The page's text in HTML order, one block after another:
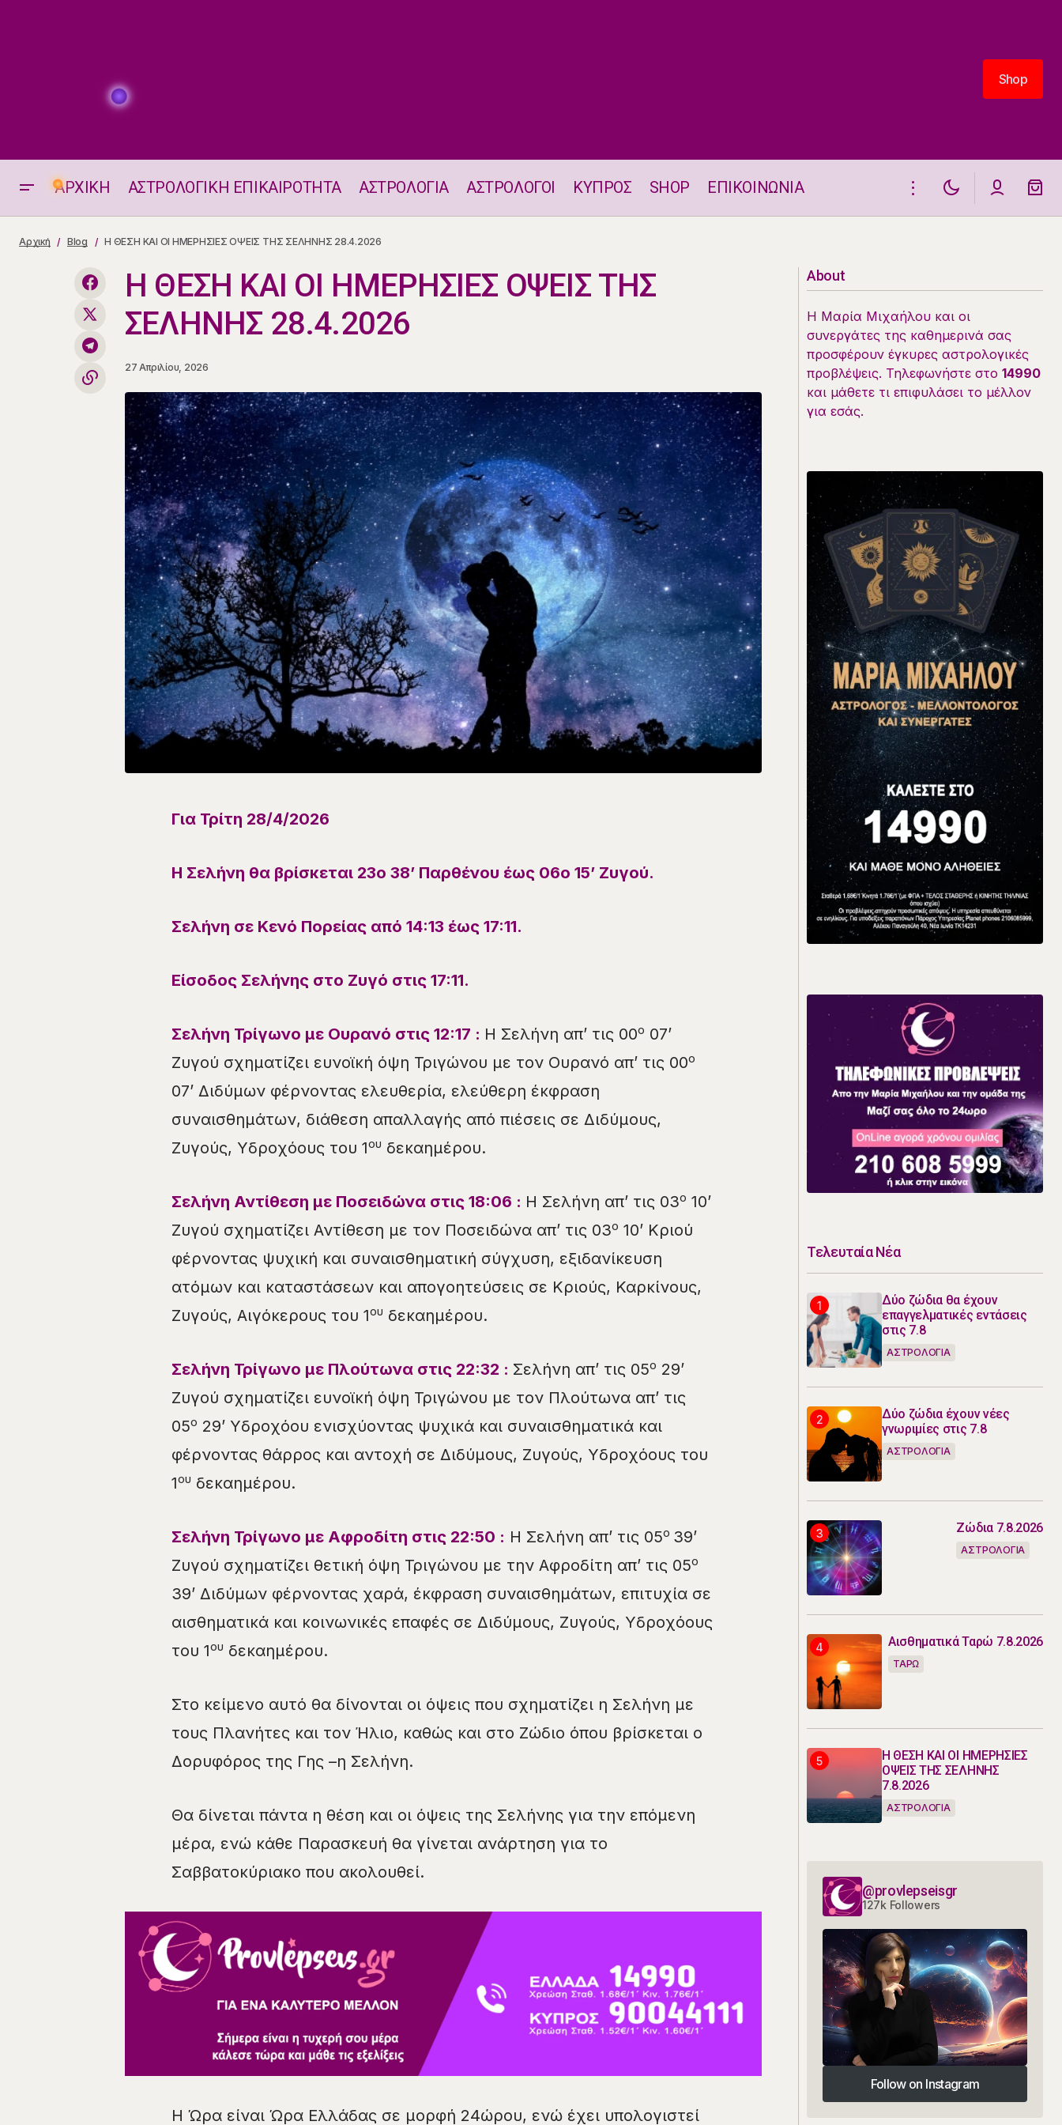
Shop
Shop
ΑΡΧΙΚΗ ΑΣΤΡΟΛΟΓΙΚΗ ΕΠΙΚΑΙΡΟΤΗΤΑ ΑΣΤΡΟΛΟΓΙΑ ΑΣΤΡΟΛΟΓΟΙ ΚΥΠΡΟΣ SHOP ΕΠΙΚΟΙΝΩΝΙΑ
28.4.2026
Η ΘΕΣΗ ΚΑΙ ΟΙ ΗΜΕΡΗΣΙΕΣ ΟΨΕΙΣ ΤΗΣ ΣΕΛΗΝΗΣ 28.4.2026
Αρχική Blog Η ΘΕΣΗ ΚΑΙ ΟΙ ΗΜΕΡΗΣΙΕΣ ΟΨΕΙΣ ΤΗΣ ΣΕΛΗΝΗΣ 28.4.2026
Η ΘΕΣΗ ΚΑΙ ΟΙ ΗΜΕΡΗΣΙΕΣ ΟΨΕΙΣ ΤΗΣ
ΣΕΛΗΝΗΣ 28.4.2026
27 Απριλίου, 2026
Για Τρίτη 28/4/2026
Η Σελήνη θα βρίσκεται 23ο 38’ Παρθένου έως 06ο 15’ Ζυγού.
Σελήνη σε Κενό Πορείας από 14:13 έως 17:11.
Είσοδος Σελήνης στο Ζυγό στις 17:11.
Σελήνη Τρίγωνο με Ουρανό στις 12:17 : Η Σελήνη απ’ τις 00ο 07’
Ζυγού σχηματίζει ευνοϊκή όψη Τριγώνου με τον Ουρανό απ’ τις 00ο
07’ Διδύμων φέρνοντας ελευθερία, ελεύθερη έκφραση
συναισθημάτων, διάθεση απαλλαγής από πιέσεις σε Διδύμους,
Ζυγούς, Υδροχόους του 1ου δεκαημέρου.
Σελήνη Αντίθεση με Ποσειδώνα στις 18:06 : Η Σελήνη απ’ τις 03ο 10’
Ζυγού σχηματίζει Αντίθεση με τον Ποσειδώνα απ’ τις 03ο 10’ Κριού
φέρνοντας ψυχική και συναισθηματική σύγχυση, εξιδανίκευση
ατόμων και καταστάσεων και απογοητεύσεις σε Κριούς, Καρκίνους,
Ζυγούς, Αιγόκερους του 1ου δεκαημέρου.
Σελήνη Τρίγωνο με Πλούτωνα στις 22:32 : Σελήνη απ’ τις 05ο 29’
Ζυγού σχηματίζει ευνοϊκή όψη Τριγώνου με τον Πλούτωνα απ’ τις
05ο 29’ Υδροχόου ενισχύοντας ψυχικά και συναισθηματικά και
φέρνοντας θάρρος και αντοχή σε Διδύμους, Ζυγούς, Υδροχόους του
1ου δεκαημέρου.
Σελήνη Τρίγωνο με Αφροδίτη στις 22:50 : Η Σελήνη απ’ τις 05ο 39’
Ζυγού σχηματίζει θετική όψη Τριγώνου με την Αφροδίτη απ’ τις 05ο
39’ Διδύμων φέρνοντας χαρά, έκφραση συναισθημάτων, επιτυχία σε
αισθηματικά και κοινωνικές επαφές σε Διδύμους, Ζυγούς, Υδροχόους
του 1ου δεκαημέρου.
Στο κείμενο αυτό θα δίνονται οι όψεις που σχηματίζει η Σελήνη με
τους Πλανήτες και τον Ήλιο, καθώς και στο Ζώδιο όπου βρίσκεται ο
Δορυφόρος της Γης –η Σελήνη.
Θα δίνεται πάντα η θέση και οι όψεις της Σελήνης για την επόμενη
μέρα, ενώ κάθε Παρασκευή θα γίνεται ανάρτηση για το
Σαββατοκύριακο που ακολουθεί.
Η Ώρα είναι Ώρα Ελλάδας σε μορφή 24ώρου, ενώ έχει υπολογιστεί
About
Η Μαρία Μιχαήλου και οι
συνεργάτες της καθημερινά σας
προσφέρουν έγκυρες αστρολογικές
προβλέψεις. Τηλεφωνήστε στο 14990
και μάθετε τι επιφυλάσει το μέλλον
για εσάς.
Τελευταία Νέα
Δύο ζώδια θα έχουν
επαγγελματικές εντάσεις
στις 7.8
ΑΣΤΡΟΛΟΓΙΑ
Δύο ζώδια έχουν νέες
γνωριμίες στις 7.8
ΑΣΤΡΟΛΟΓΙΑ
Ζώδια 7.8.2026
ΑΣΤΡΟΛΟΓΙΑ
Αισθηματικά Ταρώ 7.8.2026
ΤΑΡΩ
Η ΘΕΣΗ ΚΑΙ ΟΙ ΗΜΕΡΗΣΙΕΣ
ΟΨΕΙΣ ΤΗΣ ΣΕΛΗΝΗΣ
7.8.2026
ΑΣΤΡΟΛΟΓΙΑ
@provlepseisgr
127k Followers
Follow on Instagram
Follow on Instagram